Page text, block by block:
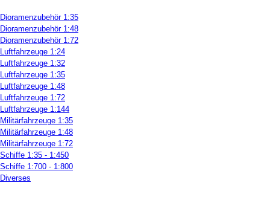
Dioramenzubehör 1:35
Dioramenzubehör 1:48
Dioramenzubehör 1:72
Luftfahrzeuge 1:24
Luftfahrzeuge 1:32
Luftfahrzeuge 1:35
Luftfahrzeuge 1:48
Luftfahrzeuge 1:72
Luftfahrzeuge 1:144
Militärfahrzeuge 1:35
Militärfahrzeuge 1:48
Militärfahrzeuge 1:72
Schiffe 1:35 - 1:450
Schiffe 1:700 - 1:800
Diverses